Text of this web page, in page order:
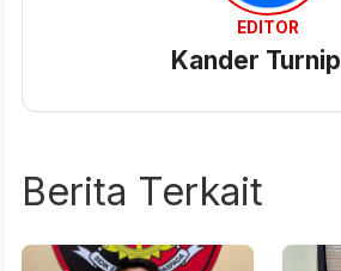
EDITOR
Kander Turnip
Berita Terkait